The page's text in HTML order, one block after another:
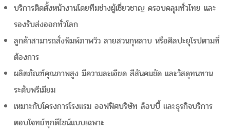
บริการติดตั้งหน้างานโดยทีมช่างผู้เชี่ยวชาญ ครอบคลุมทั่วไทย และ
รองรับส่งออกทั่วโลก
ลูกค้าสามารถสั่งพิมพ์ภาพวิว ลายสวนกุหลาบ หรือศิลปะยุโรปตามที่
ต้องการ
ผลิตภัณฑ์คุณภาพสูง มีความละเอียด สีสันคมชัด และวัสดุทนทาน
ระดับพรีเมียม
เหมาะกับโครงการโรงแรม ออฟฟิศบริษัท ล็อบบี้ และธุรกิจบริการ
ตอบโจทย์ทุกดีไซน์แบบเฉพาะ